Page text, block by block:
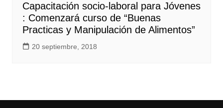
Capacitación socio-laboral para Jóvenes
: Comenzará curso de “Buenas
Practicas y Manipulación de Alimentos”
20 septiembre, 2018